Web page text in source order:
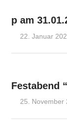
p am
22. Januar
Festabend
25. November